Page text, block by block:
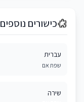
כישורים נוספים
עברית
שפת אם
שירה